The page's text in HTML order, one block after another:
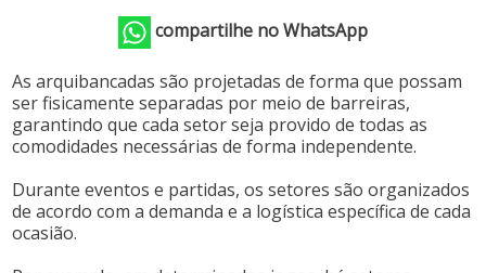
compartilhe no WhatsApp
As arquibancadas são projetadas de forma que possam
ser fisicamente separadas por meio de barreiras,
garantindo que cada setor seja provido de todas as
comodidades necessárias de forma independente. ​
Durante eventos e partidas, os setores são organizados
de acordo com a demanda e a logística específica de cada
ocasião.